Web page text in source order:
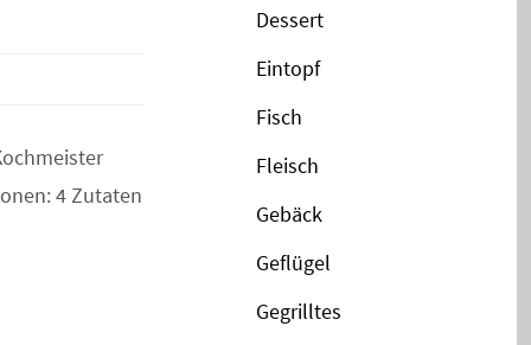
4 Zutaten
Dessert
Eintopf
Fisch
Fleisch
Gebäck
Geflügel
Gegrilltes